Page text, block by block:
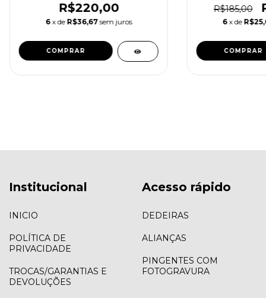
R$220,00
6 x de R$36,67 sem juros
COMPRAR
R$185,00
6 x de
COMPRAR
Institucional
INICIO
POLÍTICA DE
PRIVACIDADE
TROCAS/GARANTIAS E
DEVOLUÇÕES
Acesso rápido
DEDEIRAS
ALIANÇAS
PINGENTES COM
FOTOGRAVURA